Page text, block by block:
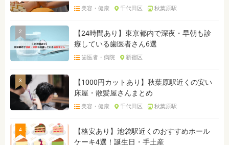
美容・健康 千代田区 秋葉原駅
2
【24時間あり】東京都内で深夜・早朝も診
療している歯医者さん6選
歯医者・病院 新宿区
3
【1000円カットあり】秋葉原駅近くの安い
床屋・散髪屋さんまとめ
美容・健康 千代田区 秋葉原駅
4
【格安あり】池袋駅近くのおすすめホール
ケーキ4選！誕生日・手土産